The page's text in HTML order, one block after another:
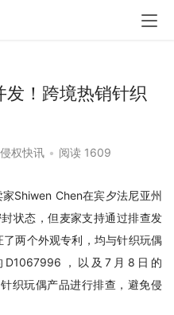
！跨境热销针织
权快讯 • 阅读 1609
Shiwen Chen在宾夕法尼亚州
状态，但麦家支持通过排查发
两个外观专利，均与针织玩偶
，以及7月8日的
织玩偶产品进行排查，避免侵